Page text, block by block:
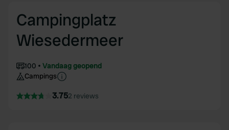
Campingplatz
Wiesedermeer
100
Vandaag geopend
Campings
3.752 reviews